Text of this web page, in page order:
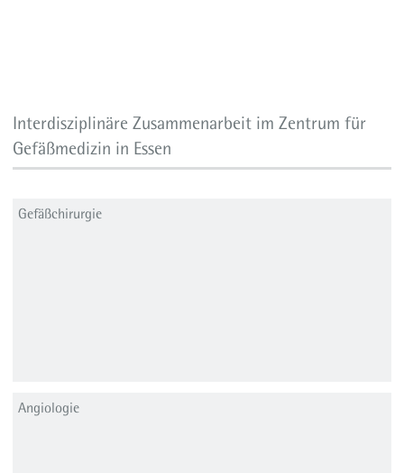
Interdisziplinäre Zusammenarbeit im Zentrum für
Gefäßmedizin in Essen
Gefäßchirurgie
Angiologie